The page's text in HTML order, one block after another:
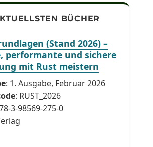
BÜCHER
(Stand 2026) –
performante und sichere
mit Rust meistern
: 1. Ausgabe, Februar 2026
: RUST_2026
3-98569-275-0